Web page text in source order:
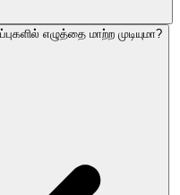
எழுத்தை மாற்ற முடியுமா?